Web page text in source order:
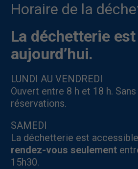
Horaire de la
La déchetterie
aujourd’hui.
LUNDI AU VENDREDI
Ouvert entre 8 h et 18 h. Sans
réservations.
SAMEDI
La déchetterie est accessible
rendez-vous seulement
15h30.